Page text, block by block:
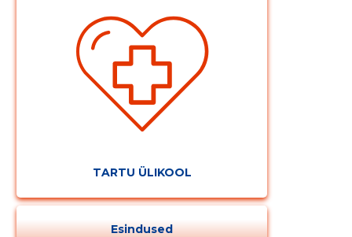
TARTU ÜLIKOOL
Esindused